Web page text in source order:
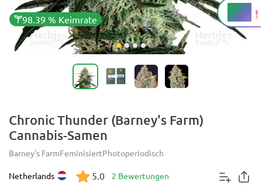
98.39 % Keimrate
20 %
THC
Chronic Thunder (Barney's Farm)
Cannabis-Samen
Barney's FarmFeminisiertPhotoperiodisch
Netherlands 5.0 2 Bewertungen